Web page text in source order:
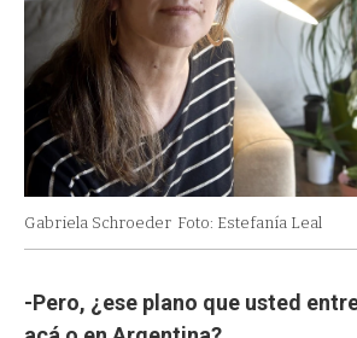
Gabriela Schroeder Foto: Estefanía Leal
-Pero, ¿ese plano que usted